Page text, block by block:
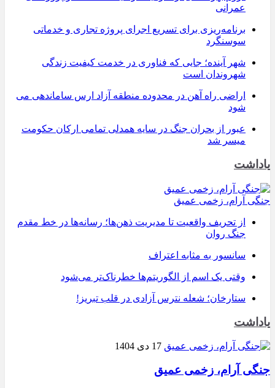
عمرانی
برنامه‌ریزی برای تسریع اجرای پروژه تجاری و خدماتی
سوسنگرد
شهر آینده؛ جایی که فناوری در خدمت کیفیت زندگی
شهروندان است
اراضی راه آهن در محدوده منطقه آزاد ارس ساماندهی می
شود
عبور از بحران جنگ در سایه همدلی تمامی ارکان حکومت
میسر شد
یاداشت
جنگی آرام، زخمی عمیق
از تحریف واقعیت تا مدیریت ذهن‌ها؛ رسانه‌ها در خط مقدم
جنگ روان
سانسور به مثابه اعتراف
وقتی یک اسم از الگوریتم‌ها خطرناک‌تر می‌شود
ستارخان؛ شعله نترس آزادی در قلب تبریز!
یاداشت
17 دی 1404
جنگی آرام، زخمی عمیق